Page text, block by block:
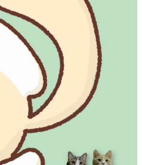
の日常
関連
不思議な習性
生・社会問題
ビア
生活設計